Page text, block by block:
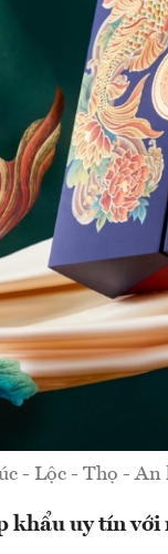
- Lộc - Thọ -
khẩu uy tín với